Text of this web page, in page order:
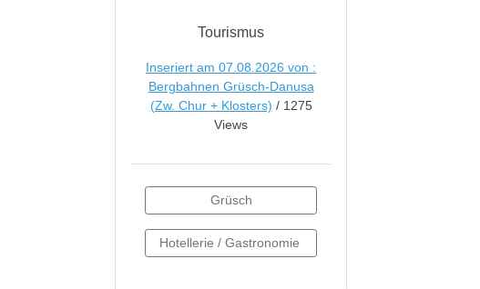
Tourismus
Inseriert am 07.08.2026 von :
Bergbahnen Grüsch-Danusa
(Zw. Chur + Klosters) / 1275
Views